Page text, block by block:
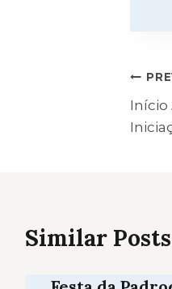
de
Início
Similar Posts